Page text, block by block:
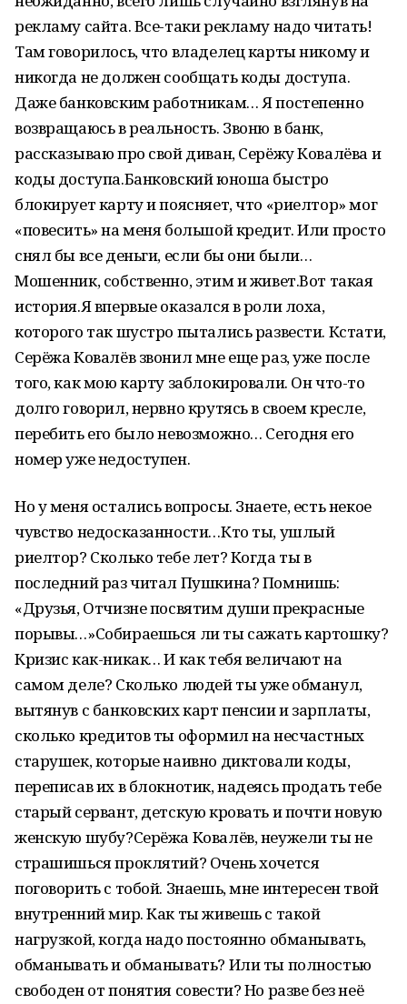
рекламу сайта. Все-таки рекламу надо читать!
Там говорилось, что владелец карты никому и
никогда не должен сообщать коды доступа.
Даже банковским работникам… Я постепенно
возвращаюсь в реальность. Звоню в банк,
рассказываю про свой диван, Серёжу Ковалёва и
коды доступа.Банковский юноша быстро
блокирует карту и поясняет, что «риелтор» мог
«повесить» на меня большой кредит. Или просто
снял бы все деньги, если бы они были…
Мошенник, собственно, этим и живет.Вот такая
история.Я впервые оказался в роли лоха,
которого так шустро пытались развести. Кстати,
Серёжа Ковалёв звонил мне еще раз, уже после
того, как мою карту заблокировали. Он что-то
долго говорил, нервно крутясь в своем кресле,
перебить его было невозможно… Сегодня его
номер уже недоступен.
Но у меня остались вопросы. Знаете, есть некое
чувство недосказанности…Кто ты, ушлый
риелтор? Сколько тебе лет? Когда ты в
последний раз читал Пушкина? Помнишь:
«Друзья, Отчизне посвятим души прекрасные
порывы…»Собираешься ли ты сажать картошку?
Кризис как-никак… И как тебя величают на
самом деле? Сколько людей ты уже обманул,
вытянув с банковских карт пенсии и зарплаты,
сколько кредитов ты оформил на несчастных
старушек, которые наивно диктовали коды,
переписав их в блокнотик, надеясь продать тебе
старый сервант, детскую кровать и почти новую
женскую шубу?Серёжа Ковалёв, неужели ты не
страшишься проклятий? Очень хочется
поговорить с тобой. Знаешь, мне интересен твой
внутренний мир. Как ты живешь с такой
нагрузкой, когда надо постоянно обманывать,
обманывать и обманывать? Или ты полностью
свободен от понятия совести? Но разве без неё